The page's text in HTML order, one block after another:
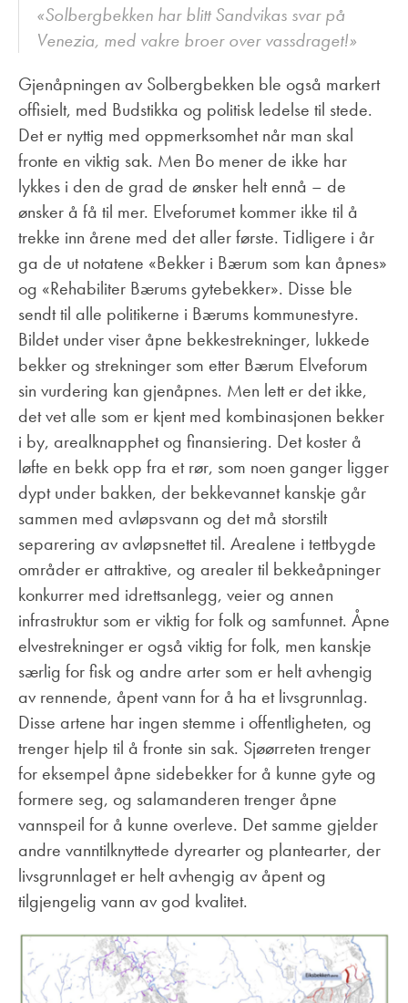
«Solbergbekken har blitt Sandvikas svar på
Venezia, med vakre broer over vassdraget!»
Gjenåpningen av Solbergbekken ble også markert
offisielt, med Budstikka og politisk ledelse til stede.
Det er nyttig med oppmerksomhet når man skal
fronte en viktig sak. Men Bo mener de ikke har
lykkes i den de grad de ønsker helt ennå – de
ønsker å få til mer. Elveforumet kommer ikke til å
trekke inn årene med det aller første. Tidligere i år
ga de ut notatene «Bekker i Bærum som kan åpnes»
og «Rehabiliter Bærums gytebekker». Disse ble
sendt til alle politikerne i Bærums kommunestyre.
Bildet under viser åpne bekkestrekninger, lukkede
bekker og strekninger som etter Bærum Elveforum
sin vurdering kan gjenåpnes. Men lett er det ikke,
det vet alle som er kjent med kombinasjonen bekker
i by, arealknapphet og finansiering. Det koster å
løfte en bekk opp fra et rør, som noen ganger ligger
dypt under bakken, der bekkevannet kanskje går
sammen med avløpsvann og det må storstilt
separering av avløpsnettet til. Arealene i tettbygde
områder er attraktive, og arealer til bekkeåpninger
konkurrer med idrettsanlegg, veier og annen
infrastruktur som er viktig for folk og samfunnet. Åpne
elvestrekninger er også viktig for folk, men kanskje
særlig for fisk og andre arter som er helt avhengig
av rennende, åpent vann for å ha et livsgrunnlag.
Disse artene har ingen stemme i offentligheten, og
trenger hjelp til å fronte sin sak. Sjøørreten trenger
for eksempel åpne sidebekker for å kunne gyte og
formere seg, og salamanderen trenger åpne
vannspeil for å kunne overleve. Det samme gjelder
andre vanntilknyttede dyrearter og plantearter, der
livsgrunnlaget er helt avhengig av åpent og
tilgjengelig vann av god kvalitet.